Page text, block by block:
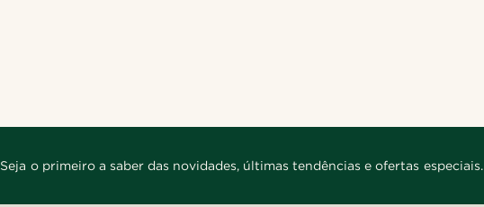
Seja o primeiro a saber das novidades, últimas tendências e ofertas especiais.